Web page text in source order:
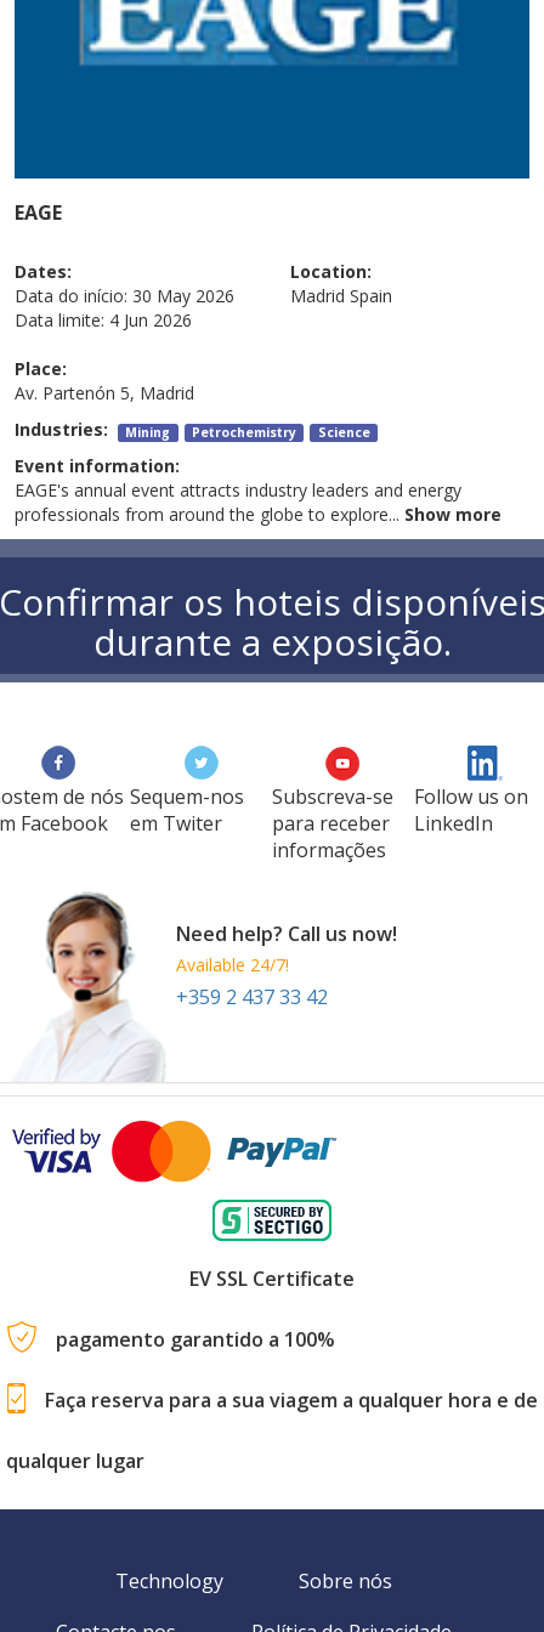
EAGE
Dates:
Data do início: 30 May 2026
Data limite: 4 Jun 2026
Location:
Madrid Spain
Place:
Av. Partenón 5, Madrid
Industries: Mining Petrochemistry Science
Event information:
EAGE's annual event attracts industry leaders and energy
professionals from around the globe to explore... Show more
os hoteis
durante a exposição.
de nós
Facebook
Sequem-nos
em Twiter
Subscreva-se
para receber
informações
Follow us on
LinkedIn
Need help? Call us now!
Available 24/7!
+359 2 437 33 42
EV SSL Certificate
pagamento garantido a 100%
Faça reserva para a sua viagem a qualquer hora e de
qualquer lugar
Technology
Sobre nós